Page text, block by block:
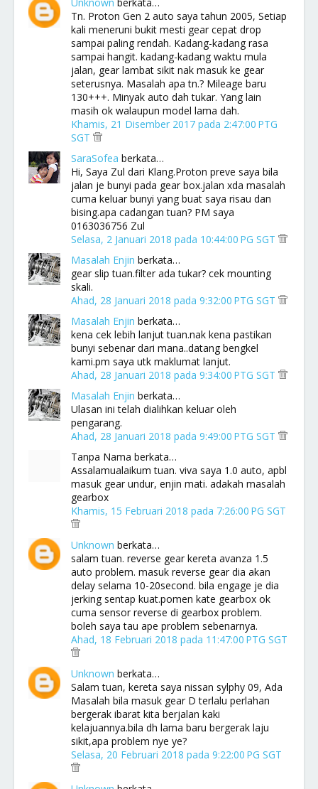
Tn. Proton Gen 2 auto saya tahun 2005, Setiap
kali meneruni bukit mesti gear cepat drop
sampai paling rendah. Kadang-kadang rasa
sampai hangit. kadang-kadang waktu mula
jalan, gear lambat sikit nak masuk ke gear
seterusnya. Masalah apa tn.? Mileage baru
130+++. Minyak auto dah tukar. Yang lain
masih ok walaupun model lama dah.
Khamis, 21 Disember 2017 pada 2:47:00 PTG
SGT
SaraSofea berkata…
Hi, Saya Zul dari Klang.Proton preve saya bila
jalan je bunyi pada gear box.jalan xda masalah
cuma keluar bunyi yang buat saya risau dan
bising.apa cadangan tuan? PM saya
0163036756 Zul
Selasa, 2 Januari 2018 pada 10:44:00 PG SGT
Masalah Enjin berkata…
gear slip tuan.filter ada tukar? cek mounting
skali.
Ahad, 28 Januari 2018 pada 9:32:00 PTG SGT
Masalah Enjin berkata…
kena cek lebih lanjut tuan.nak kena pastikan
bunyi sebenar dari mana..datang bengkel
kami.pm saya utk maklumat lanjut.
Ahad, 28 Januari 2018 pada 9:34:00 PTG SGT
Masalah Enjin berkata…
Ulasan ini telah dialihkan keluar oleh
pengarang.
Ahad, 28 Januari 2018 pada 9:49:00 PTG SGT
Tanpa Nama berkata…
Assalamualaikum tuan. viva saya 1.0 auto, apbl
masuk gear undur, enjin mati. adakah masalah
gearbox
Khamis, 15 Februari 2018 pada 7:26:00 PG SGT
Unknown berkata…
salam tuan. reverse gear kereta avanza 1.5
auto problem. masuk reverse gear dia akan
delay selama 10-20second. bila engage je dia
jerking sentap kuat.pomen kate gearbox ok
cuma sensor reverse di gearbox problem.
boleh saya tau ape problem sebenarnya.
Ahad, 18 Februari 2018 pada 11:47:00 PTG SGT
Unknown berkata…
Salam tuan, kereta saya nissan sylphy 09, Ada
Masalah bila masuk gear D terlalu perlahan
bergerak ibarat kita berjalan kaki
kelajuannya.bila dh lama baru bergerak laju
sikit,apa problem nye ye?
Selasa, 20 Februari 2018 pada 9:22:00 PG SGT